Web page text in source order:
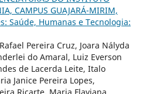
CAMPUS GUAJARÁ-MIRIM,
Saúde, Humanas e Tecnologia:
Pereira Cruz, Joara Nályda
do Amaral, Luiz Everson
de Lacerda Leite, Italo
Janice Pereira Lopes,